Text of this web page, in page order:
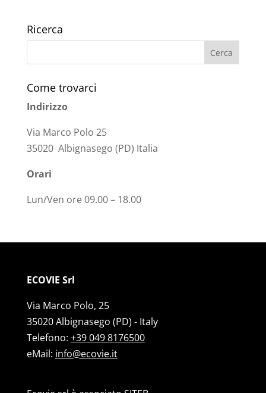
Ricerca
Come trovarci
Indirizzo
Via Marco Polo 25
35020 Albignasego (PD) Italia
Orari
Lun/Ven ore 09.00 – 18.00
ECOVIE Srl
Via Marco Polo, 25
35020 Albignasego (PD) - Italy
Telefono: +39 049 8176500
eMail: info@ecovie.it